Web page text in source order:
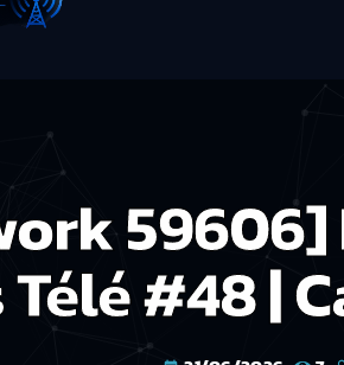
59606]
#48 |